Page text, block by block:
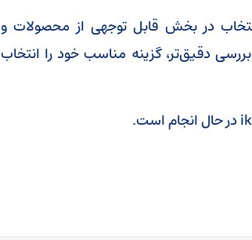
در بخش قابل توجهی از محصولات و
دقیق‌تر، گزینه مناسب خود را انتخاب